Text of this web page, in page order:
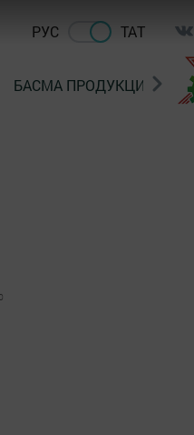
РУС ТАТ
БАСМА ПРОДУКЦИЯ САТУ